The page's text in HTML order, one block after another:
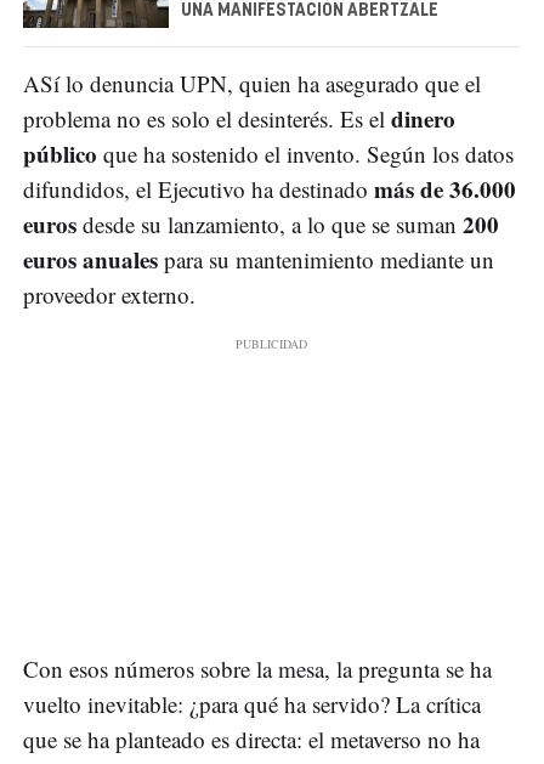
UNA MANIFESTACIÓN ABERTZALE
ASí lo denuncia UPN, quien ha asegurado que el
problema no es solo el desinterés. Es el dinero
público que ha sostenido el invento. Según los datos
difundidos, el Ejecutivo ha destinado más de 36.000
euros desde su lanzamiento, a lo que se suman 200
euros anuales para su mantenimiento mediante un
proveedor externo.
Con esos números sobre la mesa, la pregunta se ha
vuelto inevitable: ¿para qué ha servido? La crítica
que se ha planteado es directa: el metaverso no ha